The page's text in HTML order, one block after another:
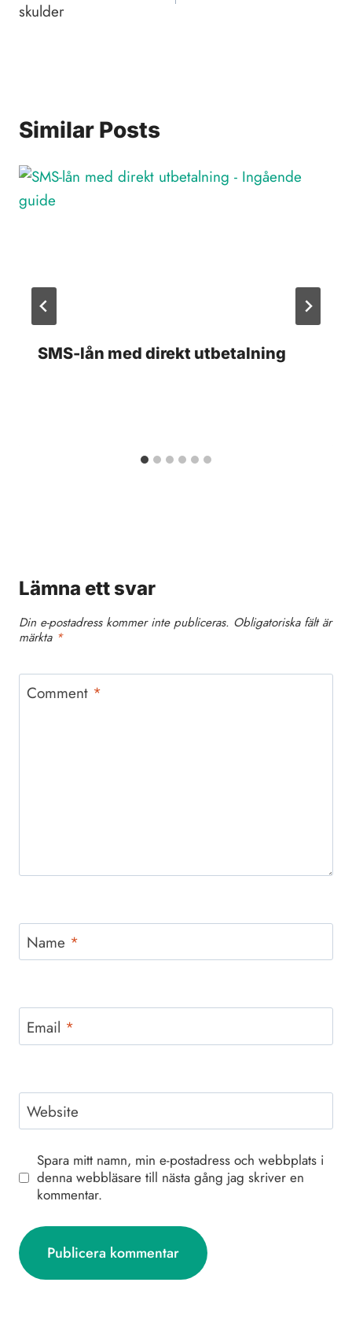
skulder
Similar Posts
SMS-lån med direkt utbetalning
Lämna ett svar
Din e-postadress kommer inte publiceras. Obligatoriska fält är
märkta *
Comment *
Name *
Email *
Website
Spara mitt namn, min e-postadress och webbplats i
denna webbläsare till nästa gång jag skriver en
kommentar.